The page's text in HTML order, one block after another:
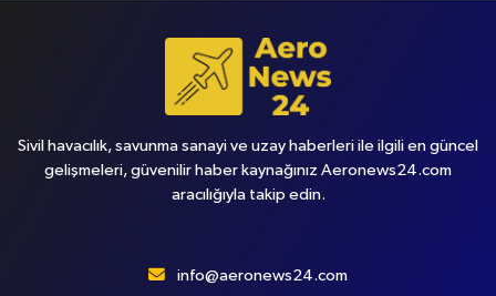
Sivil havacılık, savunma sanayi ve uzay haberleri ile ilgili en güncel
gelişmeleri, güvenilir haber kaynağınız Aeronews24.com
aracılığıyla takip edin.
info@aeronews24.com